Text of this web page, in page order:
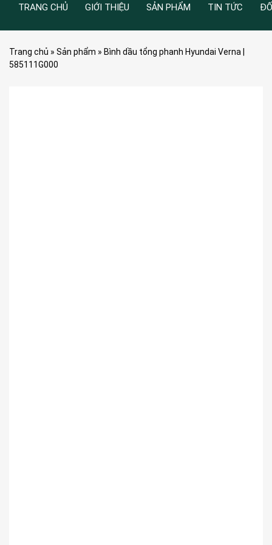
TRANG CHỦ GIỚI THIỆU SẢN PHẨM TIN TỨC
Trang chủ » Sản phẩm » Bình dầu tổng phanh Hyundai Verna |
585111G000